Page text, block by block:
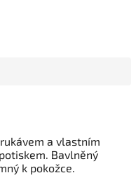
a vlastním
Bavlněný
k pokožce.